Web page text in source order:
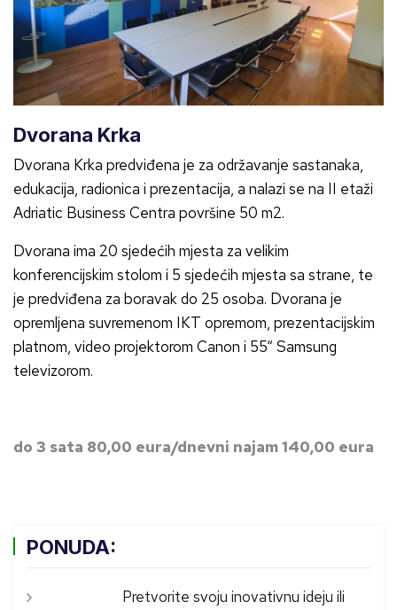
Dvorana Krka
Dvorana Krka predviđena je za održavanje sastanaka,
edukacija, radionica i prezentacija, a nalazi se na II etaži
Adriatic Business Centra površine 50 m2.
Dvorana ima 20 sjedećih mjesta za velikim
konferencijskim stolom i 5 sjedećih mjesta sa strane, te
je predviđena za boravak do 25 osoba. Dvorana je
opremljena suvremenom IKT opremom, prezentacijskim
platnom, video projektorom Canon i 55“ Samsung
televizorom.
do 3 sata 80,00 eura/dnevni najam 140,00 eura
PONUDA:
Pretvorite svoju inovativnu ideju ili